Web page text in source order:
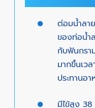
ต่อมน้ำลา
ของท่อน้ำ
กับฟันกรา
มากขึ้นเว
ประทานอ
มีไข้สูง 38